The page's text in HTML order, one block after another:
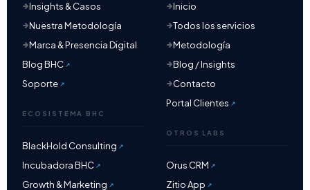
Insights & Casos
Nuestra Metodología
Marca & Presencia Digital
Blog BHC
Soporte
ECOSISTEMA BHC
BlackHold Consulting
Incubadora BHC
Growth & Marketing
Inicio
Todos los servicios
Metodología
Blog / Insights
Contacto
Portal Clientes
OTROS LABS
Orus CRM
Zitio App